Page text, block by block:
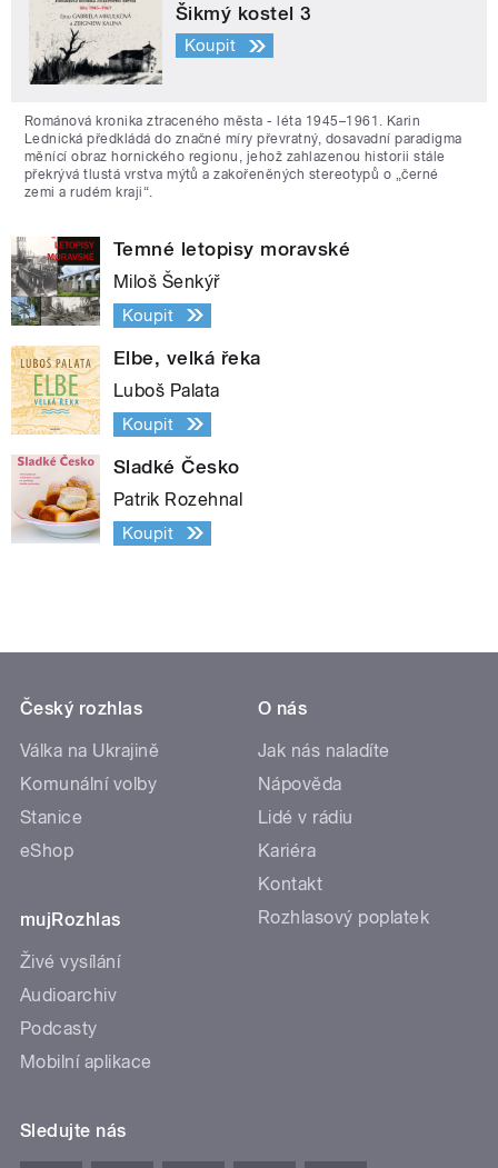
Šikmý kostel 3
Koupit
Románová kronika ztraceného města - léta 1945–1961. Karin
Lednická předkládá do značné míry převratný, dosavadní paradigma
měnící obraz hornického regionu, jehož zahlazenou historii stále
překrývá tlustá vrstva mýtů a zakořeněných stereotypů o „černé
zemi a rudém kraji“.
Temné letopisy moravské
Miloš Šenkýř
Koupit
Elbe, velká řeka
Luboš Palata
Koupit
Sladké Česko
Patrik Rozehnal
Koupit
Český rozhlas
Válka na Ukrajině
Komunální volby
Stanice
eShop
mujRozhlas
Živé vysílání
Audioarchiv
Podcasty
Mobilní aplikace
O nás
Jak nás naladíte
Nápověda
Lidé v rádiu
Kariéra
Kontakt
Rozhlasový poplatek
Sledujte nás